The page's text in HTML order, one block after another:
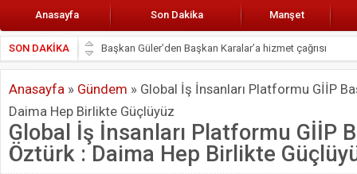
Anasayfa Son Dakika Manşet
SON DAKİKA
Başkan Güler’den Başkan Karalar’a hizmet çağrısı
Lokantacılar ve Kebapçılar Esnaf Odası Başkanı Şefik
Hak-İş Abdurrahman Yücel
HDP İL BİNASININ ÖNÜNDE ANNELER TARİH
CEYHAN TİCARET ODASI
Hainler emellerine asla erişemeyecekler
Anasayfa » Gündem » Global İş İnsanları Platformu GİİP
Daima Hep Birlikte Güçlüyüz
Global İş İnsanları Platformu GİİP
Öztürk : Daima Hep Birlikte